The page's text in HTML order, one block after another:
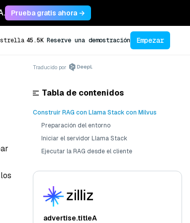
Prueba gratis ahora →
45.5K Reserve una demostración Empezar
Traducido por
Tabla de contenidos
Construir RAG con Llama Stack con Milvus
Preparación del entorno
Iniciar el servidor Llama Stack
Ejecutar la RAG desde el cliente
advertise.titleA